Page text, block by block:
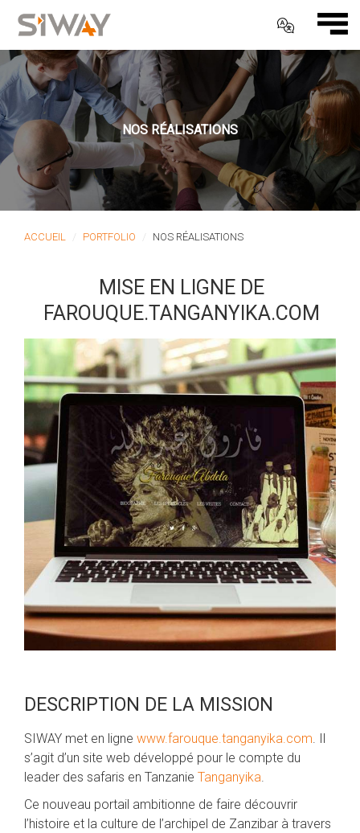
NOS RÉALISATIONS
ACCUEIL PORTFOLIO NOS RÉALISATIONS
MISE EN LIGNE DE
FAROUQUE.TANGANYIKA.COM
DESCRIPTION DE LA MISSION
SIWAY met en ligne www.farouque.tanganyika.com. Il
s’agit d’un site web développé pour le compte du
leader des safaris en Tanzanie Tanganyika.
Ce nouveau portail ambitionne de faire découvrir
l’histoire et la culture de l’archipel de Zanzibar à travers